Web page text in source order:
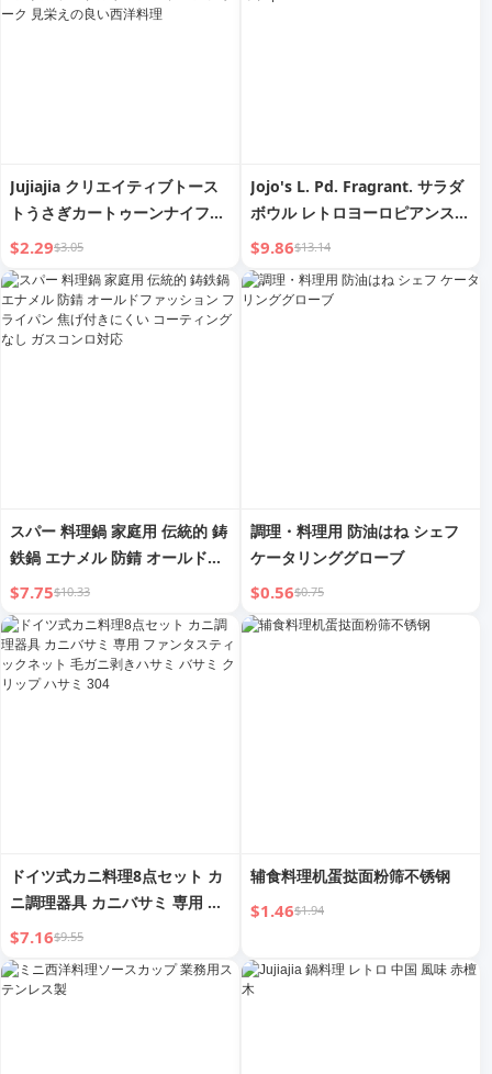
Jujiajia クリエイティブトース
トうさぎカートゥーンナイフ、
フォーク、スプーン やけど防止
厚みのあるセラミックハンドル
テーブルウェア スプーンフォー
ク 見栄えの良い西洋料理
$2.29$3.05
Jojo's L. Pd. Fragrant. サラダ
ボウル レトロヨーロピアンスタ
イルのセラミック西洋料理シチ
ューボウル クリエイティブ |
Incense
$9.86$13.14
スパー 料理鍋 家庭用 伝統的 鋳
鉄鍋 エナメル 防錆 オールドフ
ァッション フライパン 焦げ付
きにくい コーティングなし ガ
スコンロ対応
$7.75$10.33
調理・料理用 防油はね シェフ
ケータリンググローブ
$0.56$0.75
ドイツ式カニ料理8点セット カ
ニ調理器具 カニバサミ 専用 フ
ァンタスティックネット 毛ガニ
剥きハサミ バサミ クリップ ハ
サミ 304
$7.16$9.55
辅食料理机蛋挞面粉筛不锈钢
$1.46$1.94